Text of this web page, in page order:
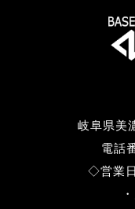
岐阜県美
電話
◇営業